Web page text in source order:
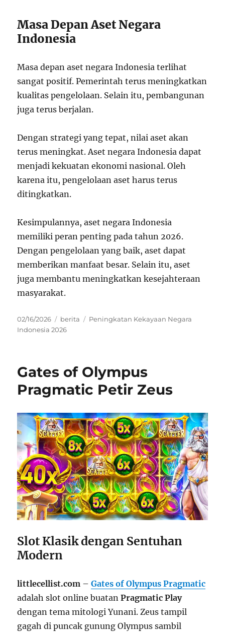
Masa Depan Aset Negara
Indonesia
Masa depan aset negara Indonesia terlihat
sangat positif. Pemerintah terus meningkatkan
kualitas pengelolaan. Selain itu, pembangunan
juga terus berjalan.
Dengan strategi yang tepat, nilai aset akan
terus meningkat. Aset negara Indonesia dapat
menjadi kekuatan ekonomi nasional. Oleh
karena itu, pengelolaan aset harus terus
ditingkatkan.
Kesimpulannya, aset negara Indonesia
memiliki peran penting pada tahun 2026.
Dengan pengelolaan yang baik, aset dapat
memberikan manfaat besar. Selain itu, aset
juga membantu meningkatkan kesejahteraan
masyarakat.
Posted
on
02/16/2026 Categories
berita Tags
Peningkatan Kekayaan Negara
Indonesia 2026
Gates of Olympus
Pragmatic Petir Zeus
Slot Klasik dengan Sentuhan
Modern
littlecellist.com –Gates of Olympus Pragmatic
adalah slot online buatanPragmatic Play
dengan tema mitologi Yunani. Zeus tampil
gagah di puncak gunung Olympus sambil